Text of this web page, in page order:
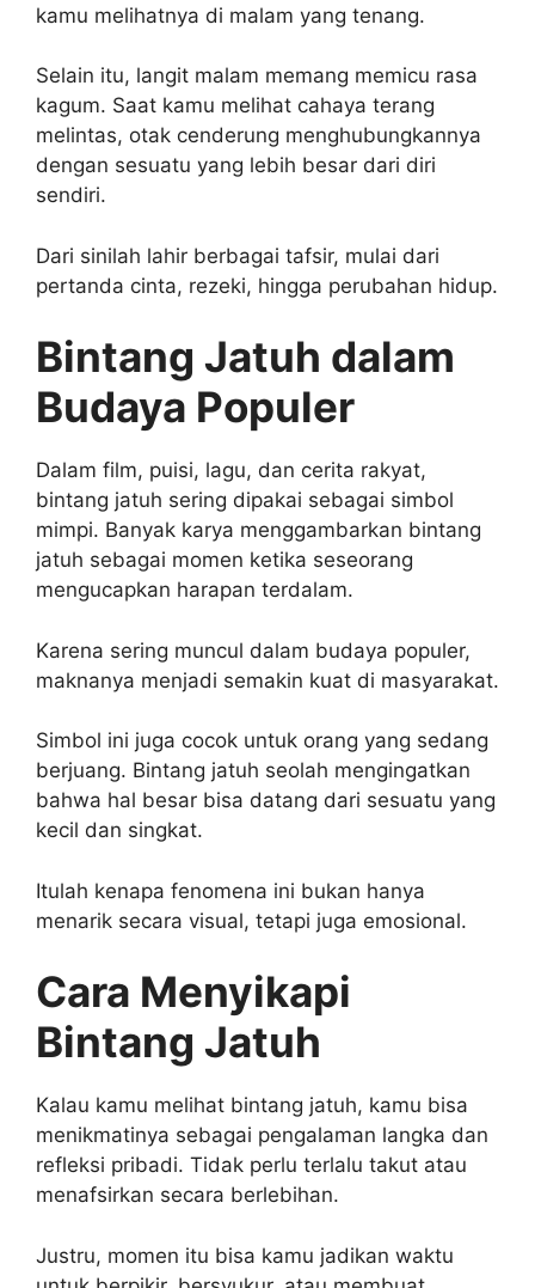
kamu melihatnya di malam yang tenang.
Selain itu, langit malam memang memicu rasa
kagum. Saat kamu melihat cahaya terang
melintas, otak cenderung menghubungkannya
dengan sesuatu yang lebih besar dari diri
sendiri.
Dari sinilah lahir berbagai tafsir, mulai dari
pertanda cinta, rezeki, hingga perubahan hidup.
Bintang Jatuh dalam
Budaya Populer
Dalam film, puisi, lagu, dan cerita rakyat,
bintang jatuh sering dipakai sebagai simbol
mimpi. Banyak karya menggambarkan bintang
jatuh sebagai momen ketika seseorang
mengucapkan harapan terdalam.
Karena sering muncul dalam budaya populer,
maknanya menjadi semakin kuat di masyarakat.
Simbol ini juga cocok untuk orang yang sedang
berjuang. Bintang jatuh seolah mengingatkan
bahwa hal besar bisa datang dari sesuatu yang
kecil dan singkat.
Itulah kenapa fenomena ini bukan hanya
menarik secara visual, tetapi juga emosional.
Cara Menyikapi
Bintang Jatuh
Kalau kamu melihat bintang jatuh, kamu bisa
menikmatinya sebagai pengalaman langka dan
refleksi pribadi. Tidak perlu terlalu takut atau
menafsirkan secara berlebihan.
Justru, momen itu bisa kamu jadikan waktu